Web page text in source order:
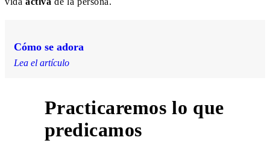
Cómo se adora
Lea el artículo
Practicaremos lo que
predicamos